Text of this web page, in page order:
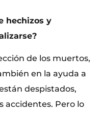
hechizos y
de los muertos,
en la ayuda a
despistados,
accidentes. Pero lo